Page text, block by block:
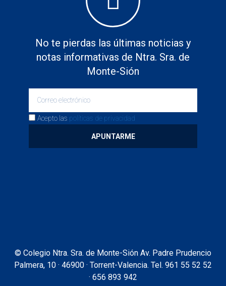
No te pierdas las últimas noticias y
notas informativas de Ntra. Sra. de
Monte-Sión
Acepto las políticas de privacidad
APUNTARME
© Colegio Ntra. Sra. de Monte-Sión Av. Padre Prudencio
Palmera, 10 · 46900 · Torrent-Valencia. Tel. 961 55 52 52
· 656 893 942